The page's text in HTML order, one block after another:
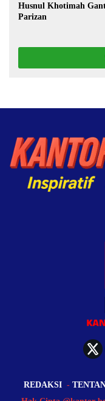
Husnul Khotimah
Parizan
REDAKSI